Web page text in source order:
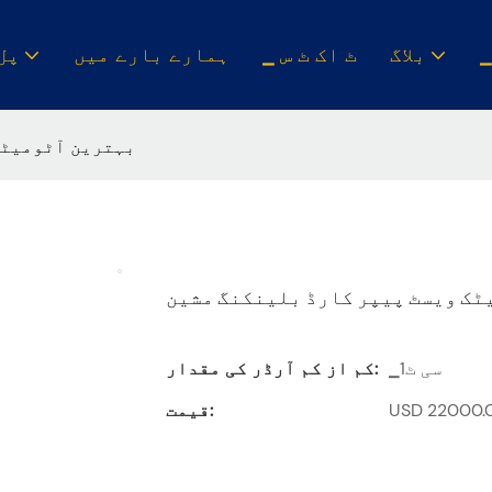
ہمارے بارے میں ▁ ٹ اک ٹ س بلاگ
بہترین
ویسٹ پیپر کارڈ بلینکنگ مشین
کم از کم آرڈر کی مقدار:
▁سی ٹ1
قیمت: